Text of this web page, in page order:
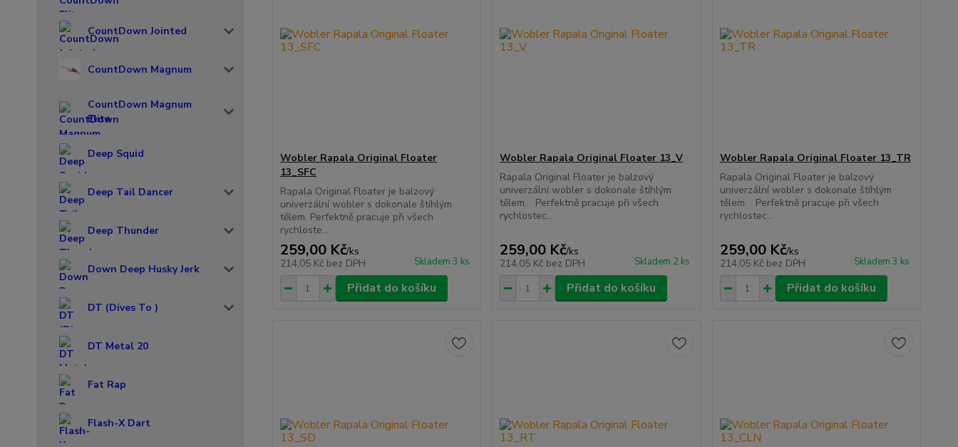
CountDown Jointed
CountDown Magnum
CountDown Magnum
Elite
Deep Squid
Deep Tail Dancer
Deep Thunder
Down Deep Husky Jerk
DT (Dives To )
DT Metal 20
Fat Rap
Flash-X Dart
Wobler Rapala Original Floater
13_SFC
Rapala Original Floater je balzový
univerzální wobler s dokonale štíhlým
tělem. Perfektně pracuje při všech
rychloste...
259,00 Kč/ks
214,05 Kč bez DPH Skladem 3 ks
Přidat do košíku
Wobler Rapala Original Floater 13_V
Rapala Original Floater je balzový
univerzální wobler s dokonale štíhlým
tělem. Perfektně pracuje při všech
rychlostec...
259,00 Kč/ks
214,05 Kč bez DPH Skladem 2 ks
Přidat do košíku
Wobler Rapala Original Floater 13_TR
Rapala Original Floater je balzový
univerzální wobler s dokonale štíhlým
tělem. Perfektně pracuje při všech
rychlostec...
259,00 Kč/ks
214,05 Kč bez DPH Skladem 3 ks
Přidat do košíku